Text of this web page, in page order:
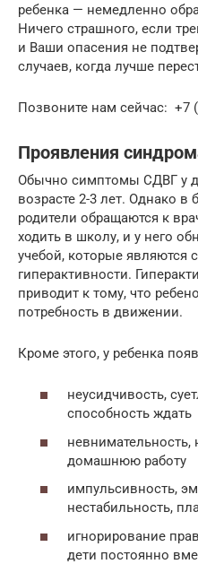
ребенка — немедленно
Ничего страшного, если
и Ваши опасения не
случаев, когда лучше
Позвоните нам сейчас: +7
Проявления
Обычно симптомы СДВГ у
возрасте 2-3 лет. Однако в
родители обращаются к
ходить в школу, и у него
учебой, которые являются
гиперактивности.
приводит к тому, что
потребность в движении.
Кроме этого, у ребенка
неусидчивость,
способность ждать
домашнюю работу
импульсивность,
нестабильность,
игнорирование
дети постоянно